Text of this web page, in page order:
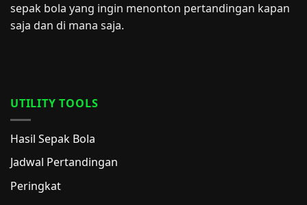
sepak bola yang ingin menonton pertandingan kapan
saja dan di mana saja.
UTILITY TOOLS
Hasil Sepak Bola
Jadwal Pertandingan
Peringkat